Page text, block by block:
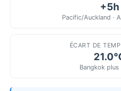
+5h
Pacific/Auckland ·
ÉCART DE
Bangkok plus